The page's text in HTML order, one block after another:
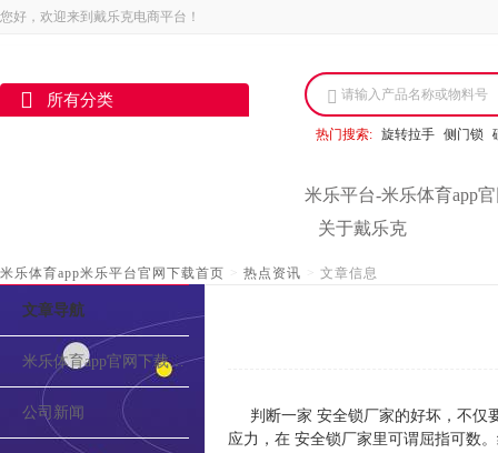
您好，欢迎来到戴乐克电商平台！
所有分类 请输入产品名称或物料号
热门搜索: 旋转拉手 侧门锁
米乐平台-米乐体育app
关于戴乐克
米乐体育app米乐平台官网下载首页 > 热点资讯 > 文章信息
文章导航
米乐体育app官网下载的介绍
公司新闻
判断一家 安全锁厂家的好坏，不仅
应力，在 安全锁厂家里可谓屈指可数